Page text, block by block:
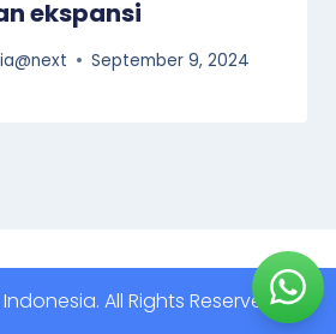
ekspansi
September 9, 2024
All Rights Reserved